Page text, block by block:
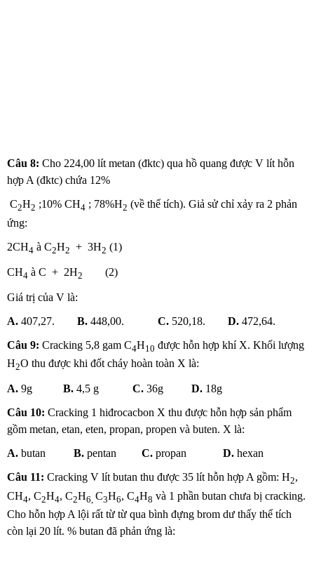
Câu 8: Cho 224,00 lít metan (đktc) qua hồ quang được V lít hỗn
hợp A (đktc) chứa 12%
C2H2 ;10% CH4 ; 78%H2 (về thể tích). Giả sử chỉ xảy ra 2 phản
ứng:
2CH4 à C2H2 + 3H2 (1)
CH4 à C + 2H2 (2)
Giá trị của V là:
A. 407,27. B. 448,00. C. 520,18. D. 472,64.
Câu 9: Cracking 5,8 gam C4H10 được hỗn hợp khí X. Khối lượng
H2O thu được khi đốt cháy hoàn toàn X là:
A. 9g B. 4,5 g C. 36g D. 18g
Câu 10: Cracking 1 hiđrocacbon X thu được hỗn hợp sản phẩm
gồm metan, etan, eten, propan, propen và buten. X là:
A. butan B. pentan C. propan D. hexan
Câu 11: Cracking V lít butan thu được 35 lít hỗn hợp A gồm: H2,
CH4, C2H4, C2H6, C3H6, C4H8 và 1 phần butan chưa bị cracking.
Cho hỗn hợp A lội rất từ từ qua bình đựng brom dư thấy thể tích
còn lại 20 lít. % butan đã phản ứng là: